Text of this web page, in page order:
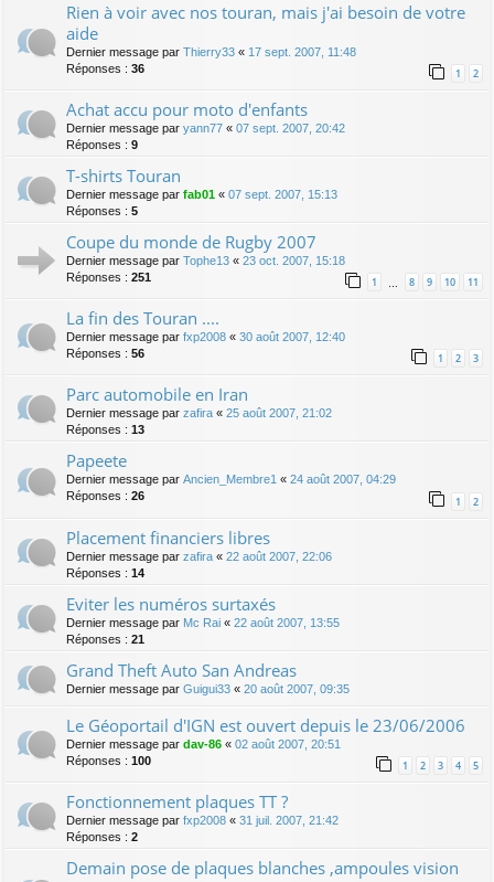
Rien à voir avec nos touran, mais j'ai besoin de votre
aide
Dernier message par Thierry33 « 17 sept. 2007, 11:48
Réponses : 36 1 2
Achat accu pour moto d'enfants
Dernier message par yann77 « 07 sept. 2007, 20:42
Réponses : 9
T-shirts Touran
Dernier message par fab01 « 07 sept. 2007, 15:13
Réponses : 5
Coupe du monde de Rugby 2007
Dernier message par Tophe13 « 23 oct. 2007, 15:18
Réponses : 251 1 … 8 9 10 11
La fin des Touran ....
Dernier message par fxp2008 « 30 août 2007, 12:40
Réponses : 56 1 2 3
Parc automobile en Iran
Dernier message par zafira « 25 août 2007, 21:02
Réponses : 13
Papeete
Dernier message par Ancien_Membre1 « 24 août 2007, 04:29
Réponses : 26 1 2
Placement financiers libres
Dernier message par zafira « 22 août 2007, 22:06
Réponses : 14
Eviter les numéros surtaxés
Dernier message par Mc Rai « 22 août 2007, 13:55
Réponses : 21
Grand Theft Auto San Andreas
Dernier message par Guigui33 « 20 août 2007, 09:35
Le Géoportail d'IGN est ouvert depuis le 23/06/2006
Dernier message par dav-86 « 02 août 2007, 20:51
Réponses : 100 1 2 3 4 5
Fonctionnement plaques TT ?
Dernier message par fxp2008 « 31 juil. 2007, 21:42
Réponses : 2
Demain pose de plaques blanches ,ampoules vision